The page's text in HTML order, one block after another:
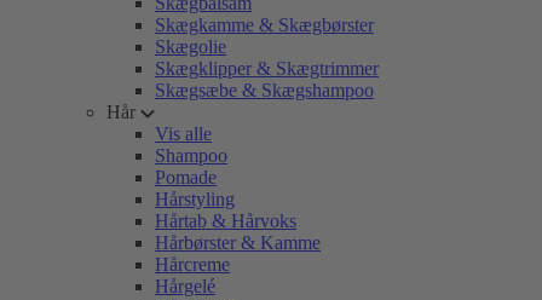
Skægkamme & Skægbørster
Skægolie
Skægklipper & Skægtrimmer
Skægsæbe & Skægshampoo
Hår
Vis alle
Shampoo
Pomade
Hårstyling
Hårtab & Hårvoks
Hårbørster & Kamme
Hårcreme
Hårgelé